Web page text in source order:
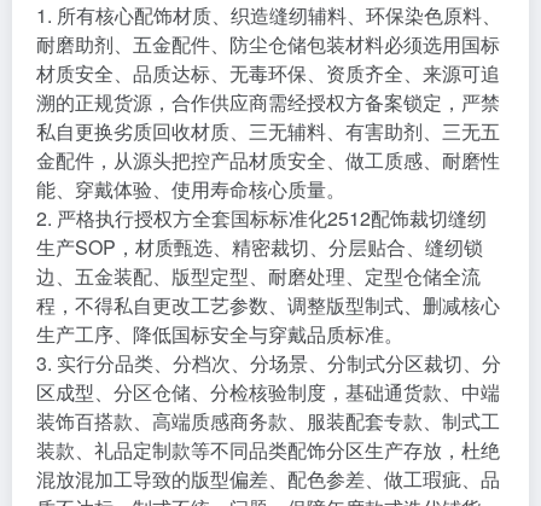
1. 所有核心配饰材质、织造缝纫辅料、环保染色原料、
耐磨助剂、五金配件、防尘仓储包装材料必须选用国标
材质安全、品质达标、无毒环保、资质齐全、来源可追
溯的正规货源，合作供应商需经授权方备案锁定，严禁
私自更换劣质回收材质、三无辅料、有害助剂、三无五
金配件，从源头把控产品材质安全、做工质感、耐磨性
能、穿戴体验、使用寿命核心质量。
2. 严格执行授权方全套国标标准化2512配饰裁切缝纫
生产SOP，材质甄选、精密裁切、分层贴合、缝纫锁
边、五金装配、版型定型、耐磨处理、定型仓储全流
程，不得私自更改工艺参数、调整版型制式、删减核心
生产工序、降低国标安全与穿戴品质标准。
3. 实行分品类、分档次、分场景、分制式分区裁切、分
区成型、分区仓储、分检核验制度，基础通货款、中端
装饰百搭款、高端质感商务款、服装配套专款、制式工
装款、礼品定制款等不同品类配饰分区生产存放，杜绝
混放混加工导致的版型偏差、配色参差、做工瑕疵、品